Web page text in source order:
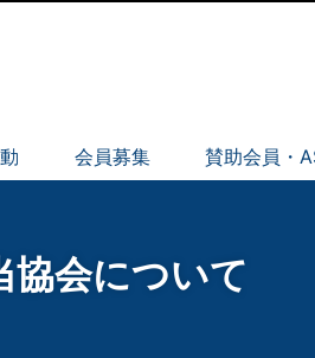
会員募集 賛助会員・
協会について